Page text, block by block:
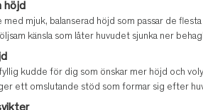
höjd
med mjuk, balanserad höjd som passar de
känsla som låter huvudet sjunka ner
kudde för dig som önskar mer höjd och
ett omslutande stöd som formar sig efter